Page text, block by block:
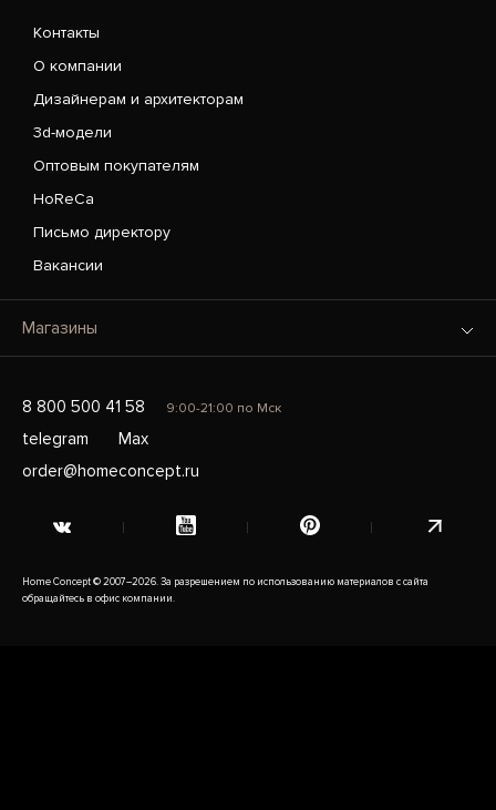
Контакты
О компании
Дизайнерам и архитекторам
3d-модели
Оптовым покупателям
HoReCa
Письмо директору
Вакансии
Магазины
8 800 500 41 58 9:00-21:00 по Мск
telegram
Max
order@homeconcept.ru
Home Concept © 2007–2026. За разрешением по использованию материалов с сайта
обращайтесь в офис компании.